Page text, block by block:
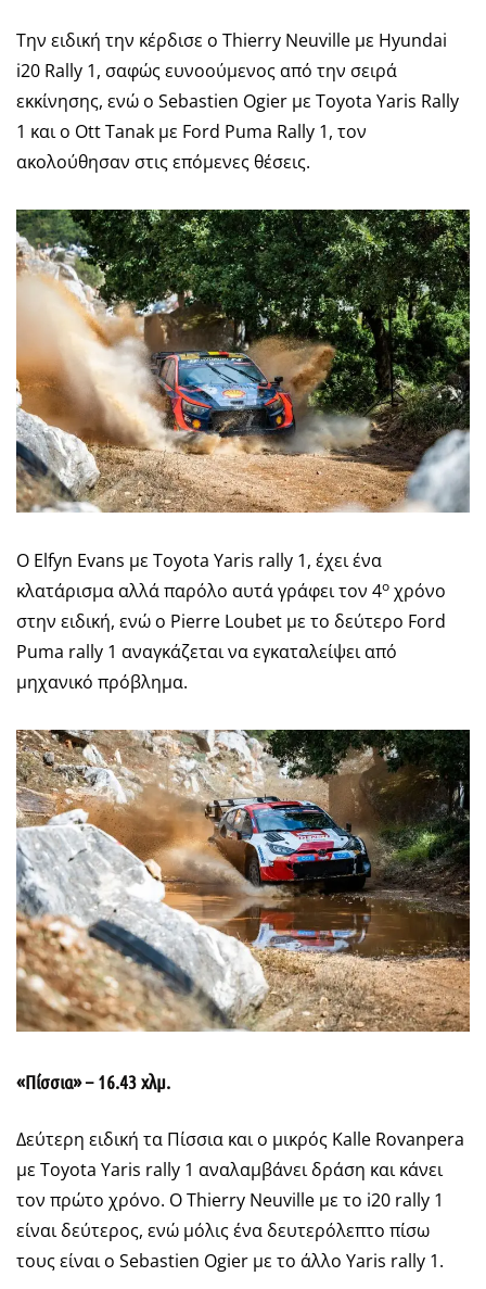
Την ειδική την κέρδισε ο Thierry Neuville με Hyundai
i20 Rally 1, σαφώς ευνοούμενος από την σειρά
εκκίνησης, ενώ ο Sebastien Ogier με Toyota Yaris Rally
1 και ο Ott Tanak με Ford Puma Rally 1, τον
ακολούθησαν στις επόμενες θέσεις.
Ο Elfyn Evans με Toyota Yaris rally 1, έχει ένα
κλατάρισμα αλλά παρόλο αυτά γράφει τον 4ο χρόνο
στην ειδική, ενώ ο Pierre Loubet με το δεύτερο Ford
Puma rally 1 αναγκάζεται να εγκαταλείψει από
μηχανικό πρόβλημα.
«Πίσσια» – 16.43 χλμ.
Δεύτερη ειδική τα Πίσσια και ο μικρός Kalle Rovanpera
με Toyota Yaris rally 1 αναλαμβάνει δράση και κάνει
τον πρώτο χρόνο. Ο Thierry Neuville με το i20 rally 1
είναι δεύτερος, ενώ μόλις ένα δευτερόλεπτο πίσω
τους είναι ο Sebastien Ogier με το άλλο Yaris rally 1.